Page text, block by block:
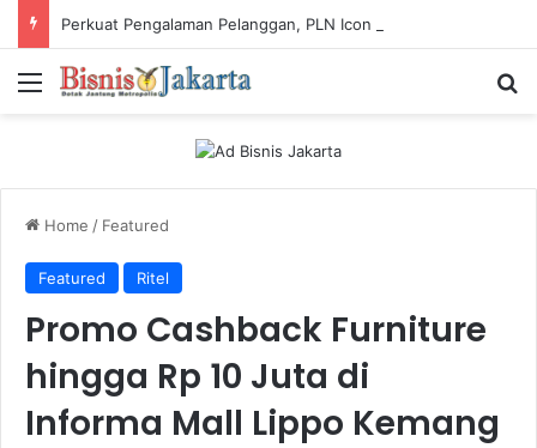
Menu
Home / Featured
Featured Ritel
Promo Cashback Furniture
hingga Rp 10 Juta di
Informa Mall Lippo Kemang